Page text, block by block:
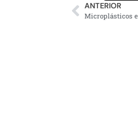
ANTERIOR